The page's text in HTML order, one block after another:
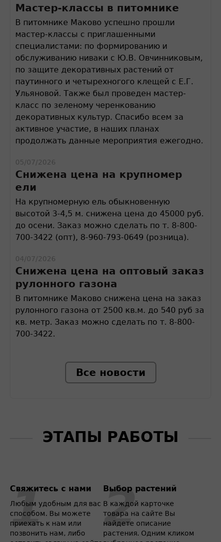
Мастер-классы в питомнике
В питомнике Маково успешно прошли
мастер-классы с приглашенными
специалистами: по формированию и
обслуживанию ниваки с Ю.В. Овчинниковым,
по защите декоративных растений от
паутинного и четырехногого клещей с Е.Г.
Ульяновой. Также был проведен мастер-
класс по зеленому черенкованию
декоративных культур. Спасибо всем за
активное участие, в наших планах
продолжать данные мероприятия ежегодно.
05/07/2026
Снижена цена на крупномер
ели
На крупномерную ель обыкновенную
высотой 3-4,5 м. снижена цена до 45000 руб.
до осени. Заказ можно сделать по т. 8-800-
700-3422 (опт), 8-960-793-0649 (розница).
04/07/2026
Снижена цена на оптовый заказ
рулонного газона
В питомнике Маково снижена цена на заказ
рулонного газона от 2500 кв.м. до 540 руб за
кв. метр. Заказ можно сделать по т. 8-800-
700-3422.
Все новости
ЭТАПЫ РАБОТЫ
Свяжитесь с нами
Любым удобным для вас
способом. Вы можете
приехать к нам или
позвонить нам, либо
Выбор растений
В каждой карточке
товара на сайте Вы
найдете описание
растения. Одним кликом